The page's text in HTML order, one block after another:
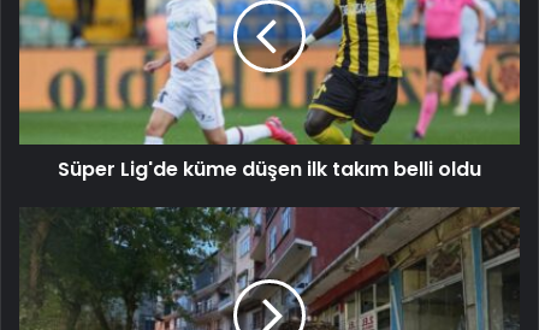
Süper Lig'de küme düşen ilk takım belli oldu